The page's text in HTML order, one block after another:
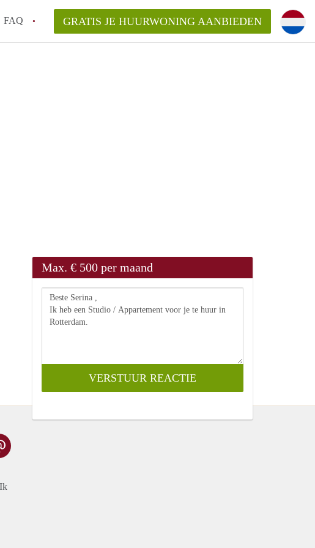
FAQ
op een Huurwoning in Rotterdam?
HuurwoningenRotterdam?
GRATIS JE HUURWONING AANBIEDEN
Max. € 500 per maand